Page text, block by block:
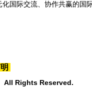
化国际交流、协作共赢的国
All Rights Reserved.